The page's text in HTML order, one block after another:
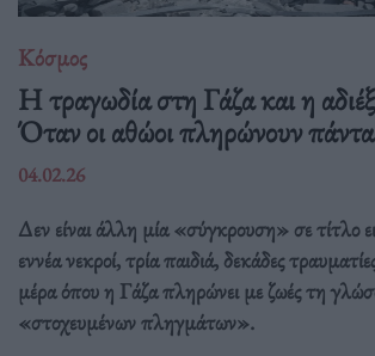
Κόσμος
Η τραγωδία στη Γάζα και η
Όταν οι αθώοι πληρώνουν
04.02.26
Δεν είναι άλλη μία «σύγκρουση» σε τίτλο
εννέα νεκροί, τρία παιδιά, δεκάδες
μέρα όπου η Γάζα πληρώνει με ζωές τη
«στοχευμένων πληγμάτων».